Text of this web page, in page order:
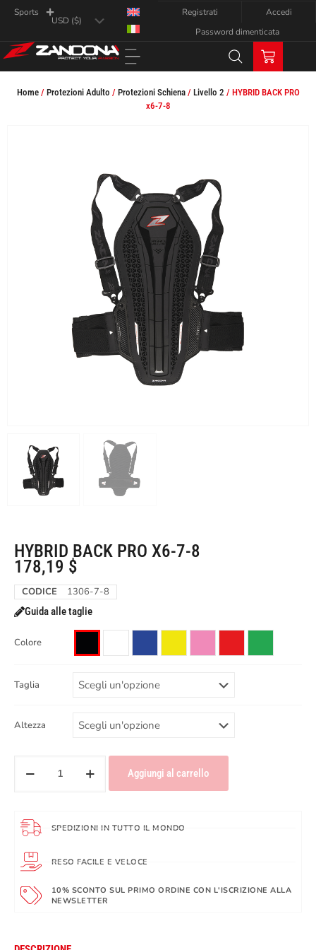
Sports Registrati
Accedi
Password dimenticata
Home/ Protezioni Adulto / Protezioni Schiena/ Livello 2 / HYBRID BACK PRO
x6-7-8
HYBRID BACK PRO X6-7-8
178,19 $
CODICE
1306-7-8
Guida alle taglie
Colore
Taglia
Altezza
Aggiungi al carrello
SPEDIZIONI IN TUTTO IL MONDO
RESO FACILE E VELOCE
10% SCONTO SUL PRIMO ORDINE CON L'ISCRIZIONE ALLA
NEWSLETTER